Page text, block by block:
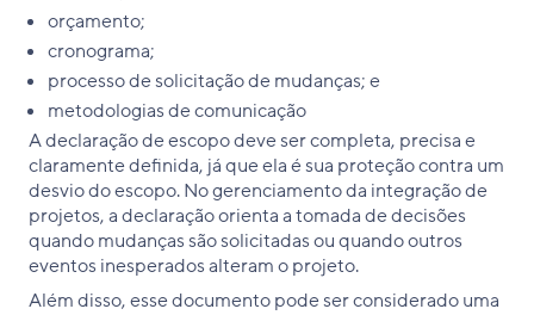
orçamento;
cronograma;
processo de solicitação de mudanças; e
metodologias de comunicação
A declaração de escopo deve ser completa, precisa e
claramente definida, já que ela é sua proteção contra um
desvio do escopo. No gerenciamento da integração de
projetos, a declaração orienta a tomada de decisões
quando mudanças são solicitadas ou quando outros
eventos inesperados alteram o projeto.
Além disso, esse documento pode ser considerado uma